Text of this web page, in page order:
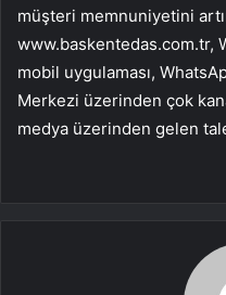
müşteri memnuniyetini
www.baskentedas.com.tr,
mobil uygulaması,
Merkezi üzerinden çok
medya üzerinden gelen